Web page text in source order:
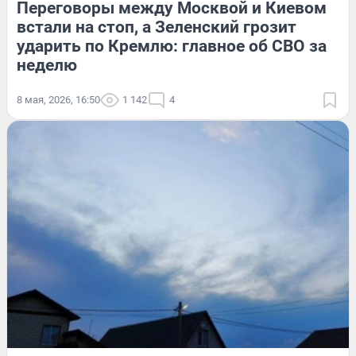
Переговоры между Москвой и Киевом
встали на стоп, а Зеленский грозит
ударить по Кремлю: главное об СВО за
неделю
8 мая, 2026, 16:50 1 142 4